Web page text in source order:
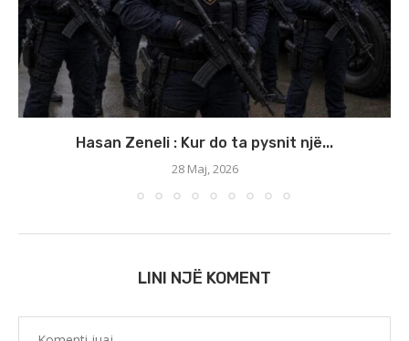
Hasan Zeneli : Kur do ta pysnit një...
28 Maj, 2026
LINI NJË KOMENT